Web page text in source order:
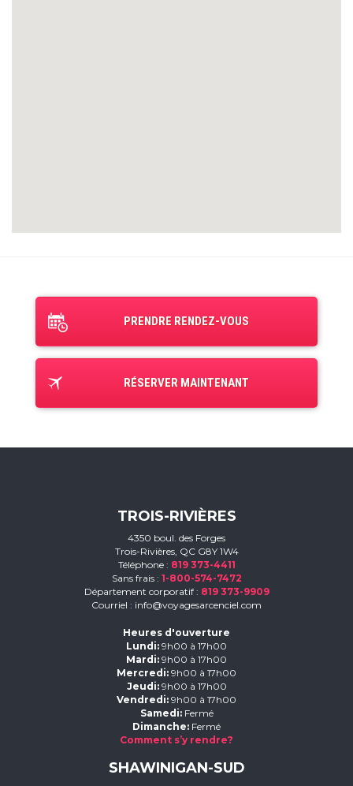
PRENDRE RENDEZ-VOUS
RÉSERVER MAINTENANT
TROIS-RIVIÈRES
4350 boul. des Forges
Trois-Rivières, QC G8Y 1W4
Téléphone : 819 373-4411
Sans frais : 1-800-574-7472
Département corporatif : 819 373-9909
Courriel : info@voyagesarcenciel.com
Heures d'ouverture
Lundi: 9h00 à 17h00
Mardi: 9h00 à 17h00
Mercredi: 9h00 à 17h00
Jeudi:9h00 à 17h00
Vendredi: 9h00 à 17h00
Samedi:Fermé
Dimanche: Fermé
Comment s’y rendre?
SHAWINIGAN-SUD